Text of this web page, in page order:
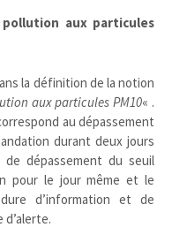
aux particules
la définition de la notion
aux particules PM10« .
au dépassement
durant deux jours
dépassement du seuil
pour le jour même et le
d’information et de